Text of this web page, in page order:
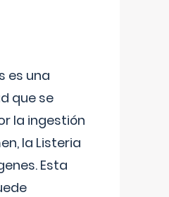
es una
que se
la ingestión
la Listeria
Esta